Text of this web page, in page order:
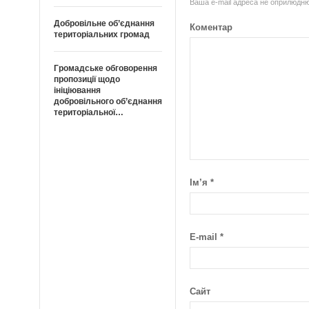
Ваша e-mail адреса не
Коментар
Ім’я*
E-mail*
Сайт
Добровільне об’єднання
територіальних громад
Громадське обговорення
пропозиції щодо
ініціювання
добровільного об’єднання
територіальної…